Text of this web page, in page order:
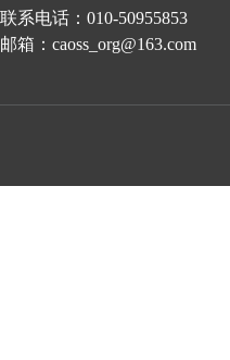
联系电话：010-
邮箱：caoss_org@163.com